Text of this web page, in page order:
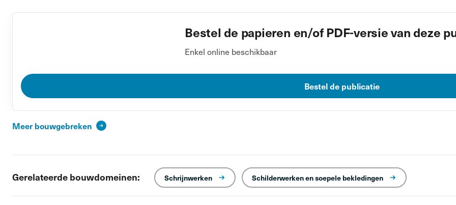
Bestel de papieren en/of PDF-versie van deze
Enkel online beschikbaar
Bestel de publicatie
Meer bouwgebreken
Gerelateerde bouwdomeinen: Schrijnwerken Schilderwerken en soepele bekledingen